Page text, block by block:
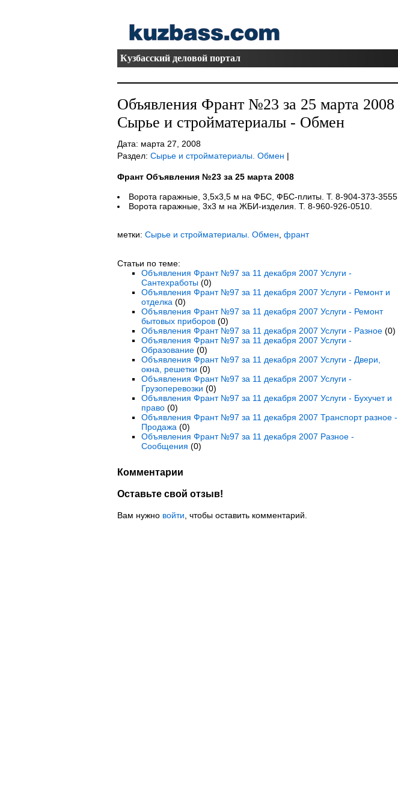
Кузбасский деловой портал
Объявления Франт №23 за 25 марта 2008
Сырье и стройматериалы - Обмен
Дата: марта 27, 2008
Раздел: Сырье и стройматериалы. Обмен |
Франт Объявления №23 за 25 марта 2008
Ворота гаражные, 3,5х3,5 м на ФБС, ФБС-плиты. Т. 8-904-373-3555.
Ворота гаражные, 3х3 м на ЖБИ-изделия. Т. 8-960-926-0510.
метки: Сырье и стройматериалы. Обмен франт
Статьи по теме:
Объявления Франт №97 за 11 декабря 2007 Услуги -
Сантехработы(0)
Объявления Франт №97 за 11 декабря 2007 Услуги - Ремонт и
отделка (0)
Объявления Франт №97 за 11 декабря 2007 Услуги - Ремонт
бытовых приборов(0)
Объявления Франт №97 за 11 декабря 2007 Услуги - Разное(0)
Объявления Франт №97 за 11 декабря 2007 Услуги -
Образование(0)
Объявления Франт №97 за 11 декабря 2007 Услуги - Двери,
окна, решетки (0)
Объявления Франт №97 за 11 декабря 2007 Услуги -
Грузоперевозки (0)
Объявления Франт №97 за 11 декабря 2007 Услуги - Бухучет и
право(0)
Объявления Франт №97 за 11 декабря 2007 Транспорт разное -
Продажа (0)
Объявления Франт №97 за 11 декабря 2007 Разное -
Сообщения (0)
Комментарии
Оставьте свой отзыв!
Вам нужно войти , чтобы оставить комментарий.